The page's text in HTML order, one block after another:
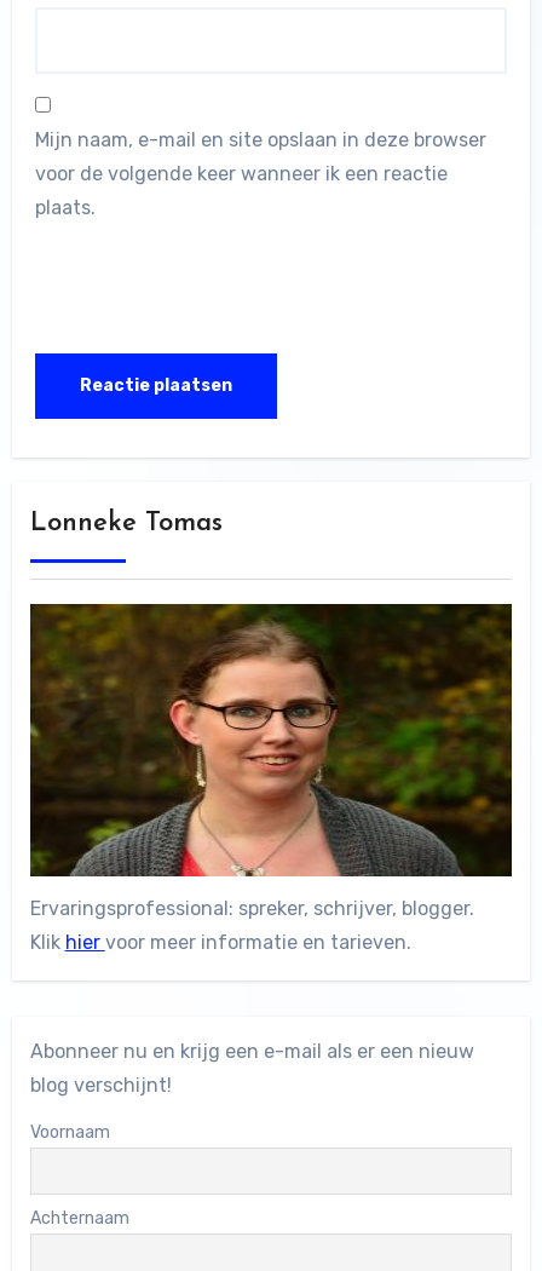
Mijn naam, e-mail en site opslaan in deze browser
voor de volgende keer wanneer ik een reactie
plaats.
Lonneke Tomas
Ervaringsprofessional: spreker, schrijver, blogger.
Klik hier voor meer informatie en tarieven.
Abonneer nu en krijg een e-mail als er een nieuw
blog verschijnt!
Voornaam
Achternaam